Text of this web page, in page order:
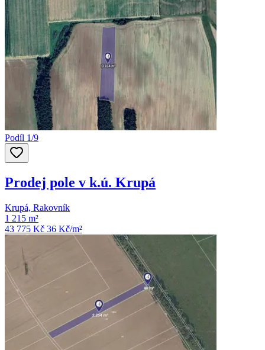
Podíl 1/9
Prodej pole v k.ú. Krupá
Krupá, Rakovník
1 215 m²
43 775 Kč 36 Kč/m²